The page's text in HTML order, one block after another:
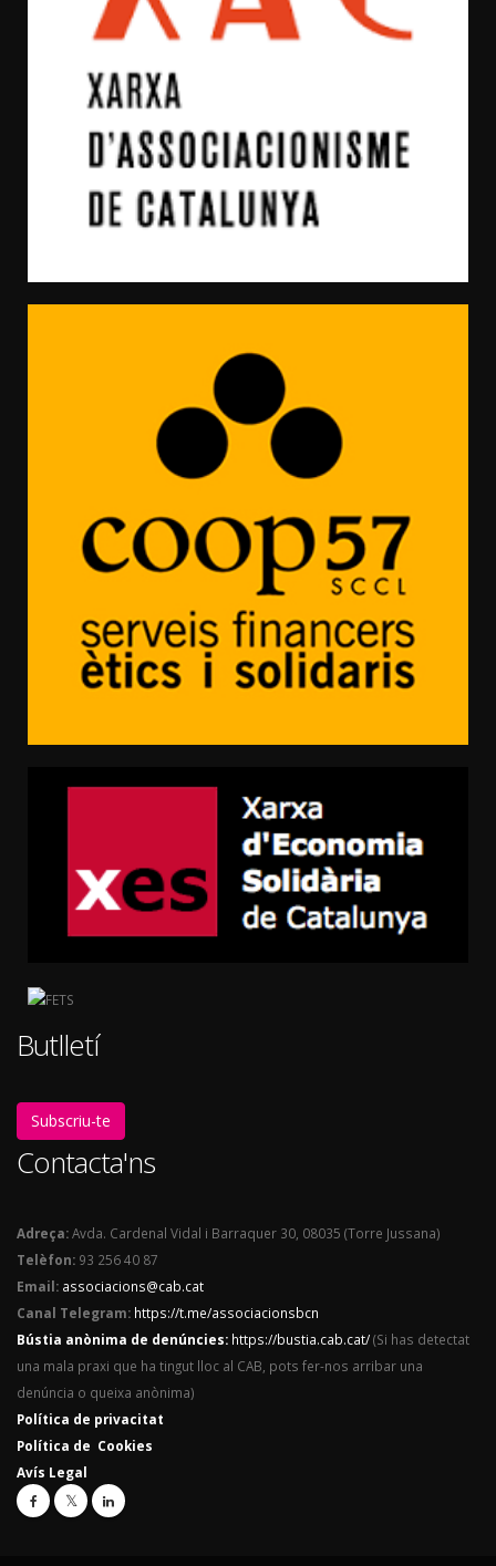
Butlletí
Subscriu-te
Contacta'ns
Adreça:Avda. Cardenal Vidal i Barraquer 30, 08035 (Torre Jussana)
Telèfon: 93 256 40 87
Email: associacions@cab.cat
Canal Telegram: https://t.me/associacionsbcn
Bústia anònima de denúncies: https://bustia.cab.cat/(Si has detectat
una mala praxi que ha tingut lloc al CAB, pots fer-nos arribar una
denúncia o queixa anònima)
Política de privacitat
Política de Cookies
Avís Legal